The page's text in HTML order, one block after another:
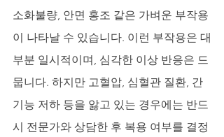
소화불량, 안면 홍조 같은 가벼운 부작용
이 나타날 수 있습니다. 이런 부작용은 대
부분 일시적이며, 심각한 이상 반응은 드
뭅니다. 하지만 고혈압, 심혈관 질환, 간
기능 저하 등을 앓고 있는 경우에는 반드
시 전문가와 상담한 후 복용 여부를 결정